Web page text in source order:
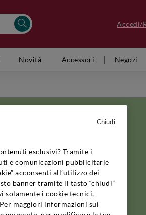
Accedi/
Novità Accessori Negozi
le tecniche tradizionali con le
spazio le tradizioni più antiche del
di ristrutturazione, volta alla
riparata dal vento del nord ed
esclusivi? Tramite i
e comunicazioni pubblicitarie
acconsenti all’utilizzo dei
banner tramite il tasto “chiudi”
solamente i cookie tecnici,
maggiori informazioni sui
Chiudi